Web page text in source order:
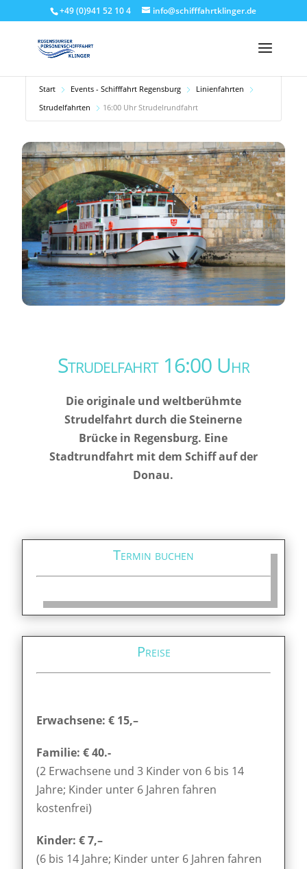
+49 (0)941 52 10 4 info@schifffahrtklinger.de
Start Events - Schifffahrt Regensburg
Linienfahrten
Strudelfahrten
16:00 Uhr Strudelrundfahrt
Strudelfahrt 16:00 Uhr
Die originale und weltberühmte
Strudelfahrt durch die Steinerne
Brücke in Regensburg. Eine
Stadtrundfahrt mit dem Schiff auf der
Donau.
Termin buchen
Preise
Erwachsene: € 15,–
Familie: € 40.-
(2 Erwachsene und 3 Kinder von 6 bis 14
Jahre; Kinder unter 6 Jahren fahren
kostenfrei)
Kinder: € 7,–
(6 bis 14 Jahre; Kinder unter 6 Jahren fahren